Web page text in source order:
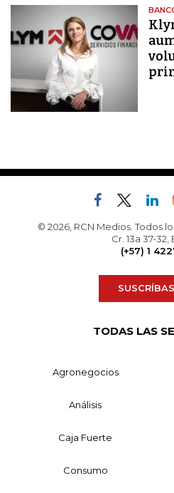
© 2026, RCN Medios. Todos
Cr. 13a 37-
(+57) 1
TODAS LAS
Agronegocios
Análisis
Caja Fuerte
Consumo